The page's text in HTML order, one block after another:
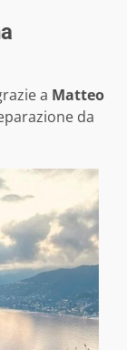
a Matteo
da